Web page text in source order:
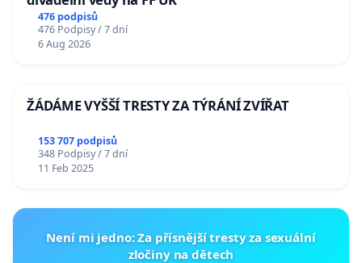
476 podpisů
476 Podpisy / 7 dní
6 Aug 2026
ŽÁDÁME VYŠŠÍ TRESTY ZA TÝRÁNÍ ZVÍŘAT
153 707 podpisů
348 Podpisy / 7 dní
11 Feb 2025
Není mi jedno: Za přísnější tresty za sexuální
zločiny na dětech